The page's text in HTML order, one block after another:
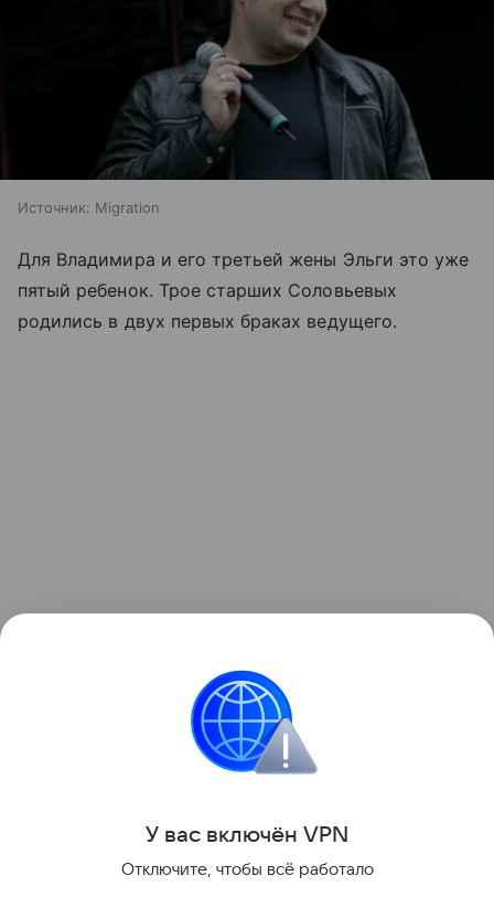
Источник: Migration
Для Владимира и его третьей жены Эльги это уже
пятый ребенок. Трое старших Соловьевых
родились в двух первых браках ведущего.
Поделиться
У вас включён VPN
Отключите, чтобы всё работало